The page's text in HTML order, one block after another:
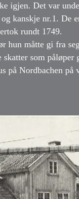
igjen. Det var
kanskje nr.1. De
rundt 1749.
hun måtte gi fra
som
på Nordbachen på